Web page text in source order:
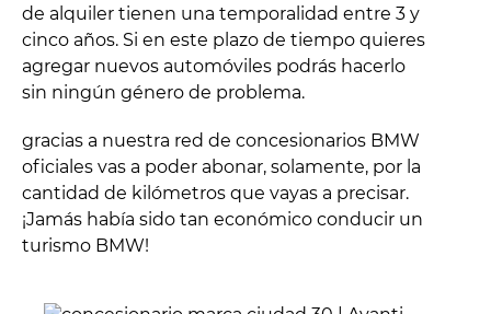
de alquiler tienen una temporalidad entre 3 y
cinco años. Si en este plazo de tiempo quieres
agregar nuevos automóviles podrás hacerlo
sin ningún género de problema.
gracias a nuestra red de concesionarios BMW
oficiales vas a poder abonar, solamente, por la
cantidad de kilómetros que vayas a precisar.
¡Jamás había sido tan económico conducir un
turismo BMW!